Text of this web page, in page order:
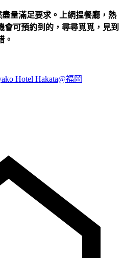
盡量滿足要求。上網揾餐廳，熱
會可預約到的，尋尋覓覓，見到
。
Hotel Hakata@福岡